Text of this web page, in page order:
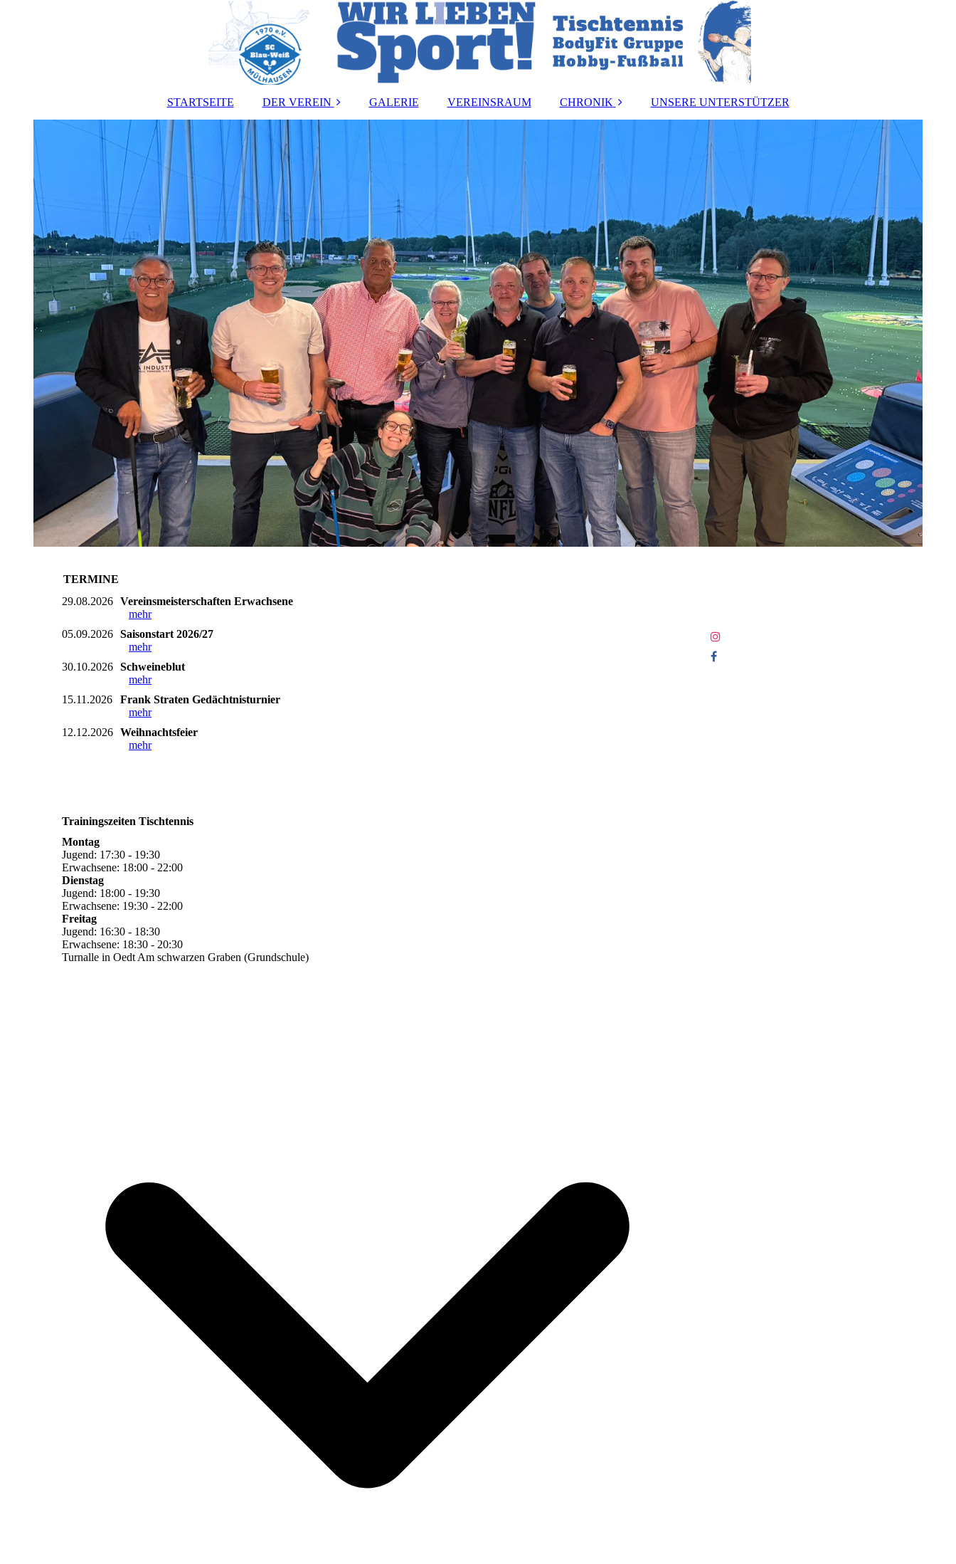
STARTSEITE DER VEREIN
Vorstand
Satzung
Jugendordnung
Anmeldeformular
Kontakt
GALERIE VEREINSRAUM CHRONIK UNSERE UNTERSTÜTZER
TERMINE
29.08.2026 Vereinsmeisterschaften Erwachsene
mehr
05.09.2026 Saisonstart 2026/27
mehr
30.10.2026 Schweineblut
mehr
15.11.2026
Frank Straten Gedächtnisturnier
mehr
12.12.2026 Weihnachtsfeier
mehr
Trainingszeiten Tischtennis
Montag
Jugend: 17:30 - 19:30
Erwachsene: 18:00 - 22:00
Dienstag
Jugend: 18:00 - 19:30
Erwachsene: 19:30 - 22:00
Freitag
Jugend: 16:30 - 18:30
Erwachsene: 18:30 - 20:30
Turnalle in Oedt Am schwarzen Graben (Grundschule)